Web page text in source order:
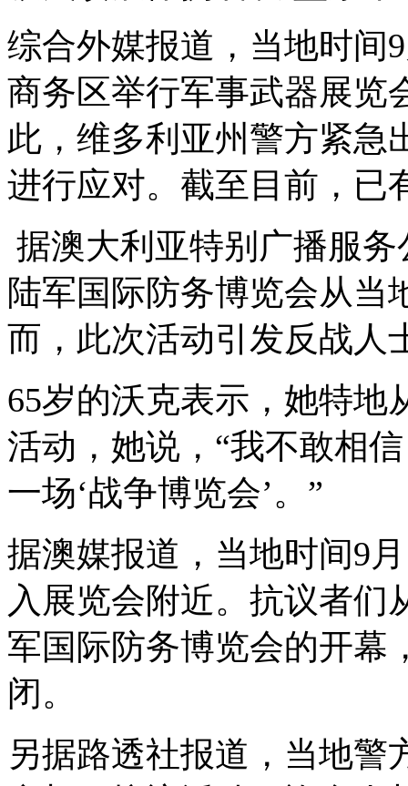
综合外媒报道，当地时间9
商务区举行军事武器展览
此，维多利亚州警方紧急
进行应对。截至目前，已
据澳大利亚特别广播服务
陆军国际防务博览会从当
而，此次活动引发反战人
65岁的沃克表示，她特地
活动，她说，“我不敢相
一场‘战争博览会’。”
据澳媒报道，当地时间9月
入展览会附近。抗议者们
军国际防务博览会的开幕
闭。
另据路透社报道，当地警